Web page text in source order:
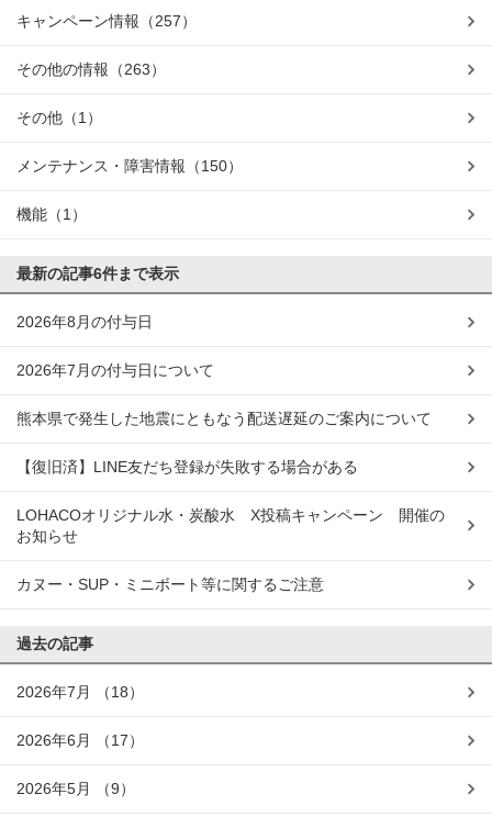
キャンペーン情報 （257）
その他の情報 （263）
その他 （1）
メンテナンス・障害情報 （150）
機能 （1）
最新の記事6件まで表示
2026年8月の付与日
2026年7月の付与日について
熊本県で発生した地震にともなう配送遅延のご案内について
【復旧済】LINE友だち登録が失敗する場合がある
LOHACOオリジナル水・炭酸水 X投稿キャンペーン 開催の
お知らせ
カヌー・SUP・ミニボート等に関するご注意
過去の記事
2026年7月 （18）
2026年6月 （17）
2026年5月 （9）